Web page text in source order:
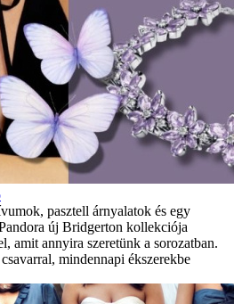
pasztell árnyalatok és egy
új Bridgerton kollekciója
amit annyira szeretünk a sorozatban.
mindennapi ékszerekbe